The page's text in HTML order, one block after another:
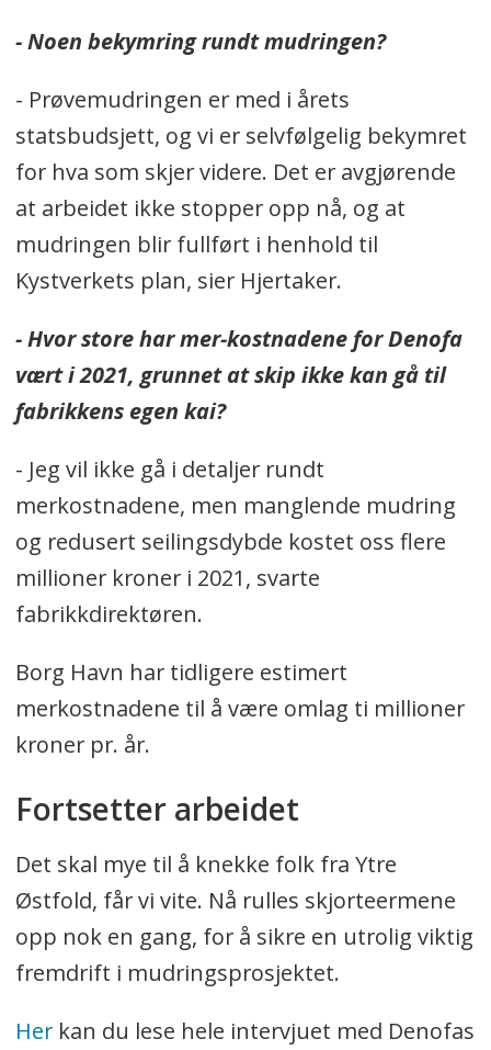
- Noen bekymring rundt mudringen?
- Prøvemudringen er med i årets
statsbudsjett, og vi er selvfølgelig bekymret
for hva som skjer videre. Det er avgjørende
at arbeidet ikke stopper opp nå, og at
mudringen blir fullført i henhold til
Kystverkets plan, sier Hjertaker.
- Hvor store har mer-kostnadene for Denofa
vært i 2021, grunnet at skip ikke kan gå til
fabrikkens egen kai?
- Jeg vil ikke gå i detaljer rundt
merkostnadene, men manglende mudring
og redusert seilingsdybde kostet oss flere
millioner kroner i 2021, svarte
fabrikkdirektøren.
Borg Havn har tidligere estimert
merkostnadene til å være omlag ti millioner
kroner pr. år.
Fortsetter arbeidet
Det skal mye til å knekke folk fra Ytre
Østfold, får vi vite. Nå rulles skjorteermene
opp nok en gang, for å sikre en utrolig viktig
fremdrift i mudringsprosjektet.
Herkan du lese hele intervjuet med Denofas